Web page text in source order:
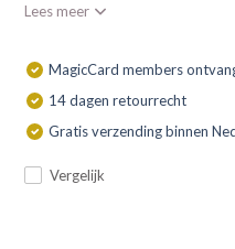
Lees meer
MagicCard members
14 dagen retourrecht
Gratis verzending binnen
Vergelijk